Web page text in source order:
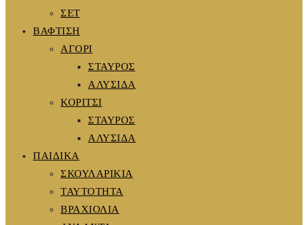
ΣΕΤ
ΒΑΦΤΙΣΗ
ΑΓΟΡΙ
ΣΤΑΥΡΟΣ
ΑΛΥΣΙΔΑ
ΚΟΡΙΤΣΙ
ΣΤΑΥΡΟΣ
ΑΛΥΣΙΔΑ
ΠΑΙΔΙΚΑ
ΣΚΟΥΛΑΡΙΚΙΑ
ΤΑΥΤΟΤΗΤΑ
ΒΡΑΧΙΟΛΙΑ